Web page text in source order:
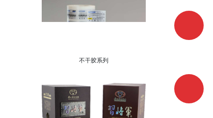
不干胶系列